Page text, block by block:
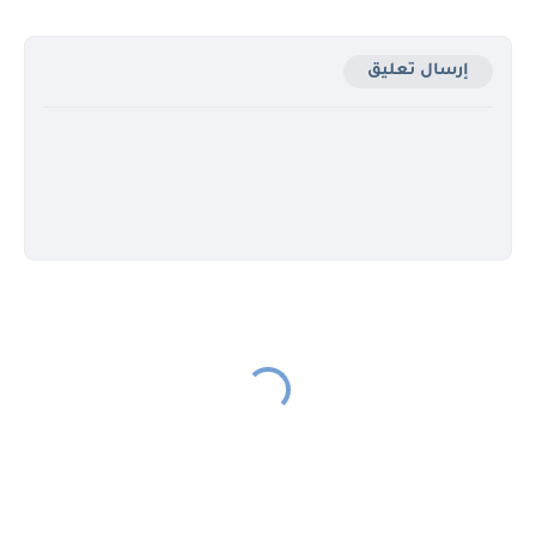
إرسال تعليق